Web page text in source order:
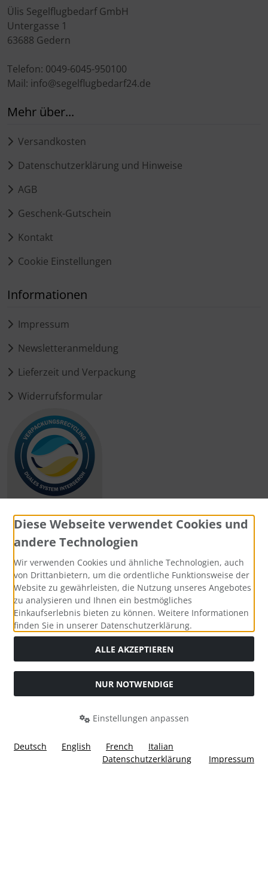
Ülis Segelflugbedarf GmbH
Untergasse 1
63688 Gedern
Telefon: 0049-6045-950100
Mail: info@segelflugbedarf24.de
Mehr über...
Versandkosten
Datenschutzerklärung und Hinweise
AGB
Geschenk-Gutschein
Kontakt
Cookie Einstellungen
Informationen
Impressum
Newsletteranmeldung
Lieferzeit und Verpackung
Widerrufsformular
Zahlungsmethoden
Social Media
Widerrufsformular
Diese Webseite verwendet Cookies und
andere Technologien
Wir verwenden Cookies und ähnliche Technologien, auch
von Drittanbietern, um die ordentliche Funktionsweise der
Website zu gewährleisten, die Nutzung unseres Angebotes
zu analysieren und Ihnen ein bestmögliches
Einkaufserlebnis bieten zu können. Weitere Informationen
finden Sie in unserer Datenschutzerklärung.
ALLE AKZEPTIEREN
NUR NOTWENDIGE
Einstellungen anpassen
Deutsch English French
Italian
Datenschutzerklärung
Impressum